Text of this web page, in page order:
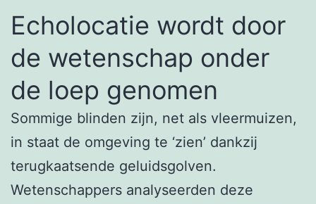
Echolocatie wordt door
de wetenschap onder
de loep genomen
Sommige blinden zijn, net als vleermuizen,
in staat de omgeving te ‘zien’ dankzij
terugkaatsende geluidsgolven.
Wetenschappers analyseerden deze